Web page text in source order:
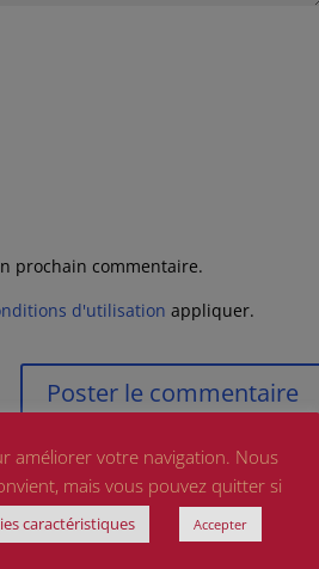
prochain commentaire.
d'utilisation appliquer.
améliorer votre navigation. Nous
mais vous pouvez quitter si
caractéristiques Accepter